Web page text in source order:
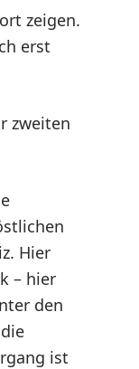
zeigen.
erst
zweiten
Hier
– hier
den
ist